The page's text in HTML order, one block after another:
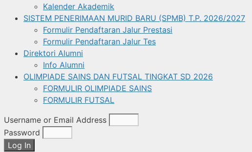
Kalender Akademik
SISTEM PENERIMAAN MURID BARU (SPMB) T.P. 2026/2027
Formulir Pendaftaran Jalur Prestasi
Formulir Pendaftaran Jalur Tes
Direktori Alumni
Info Alumni
OLIMPIADE SAINS DAN FUTSAL TINGKAT SD 2026
FORMULIR OLIMPIADE SAINS
FORMULIR FUTSAL
Username or Email Address
Password
Log In